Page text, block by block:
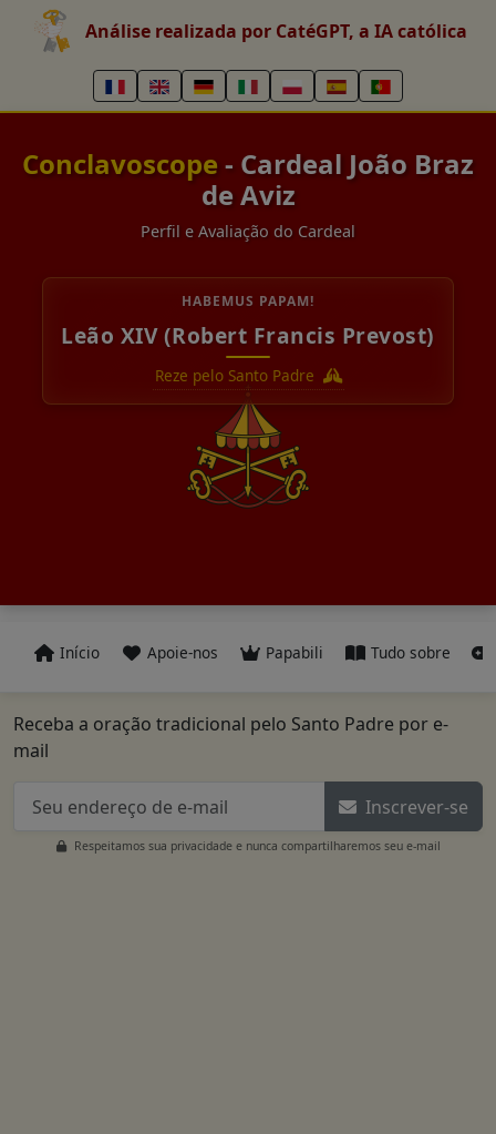
Análise realizada por CatéGPT, a IA católica
Conclavoscope - Cardeal João Braz
de Aviz
Perfil e Avaliação do Cardeal
HABEMUS PAPAM!
Leão XIV (Robert Francis Prevost)
Reze pelo Santo Padre
Início Apoie-nos Papabili Tudo sobre
Receba a oração tradicional pelo Santo Padre por e-
mail
Inscrever-se
Respeitamos sua privacidade e nunca compartilharemos seu e-mail